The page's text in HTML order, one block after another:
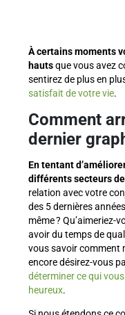
À certains moments
hautsque vous avez
sentirez de plus en
satisfait de votre vie.
Comment
dernier
En tentant
différents secteurs
relation avec votre
des 5 dernières
même ? Qu’aimeriez-
avoir du temps de
vous savoir comment
encore désirez-vous
déterminer ce qui
heureux.